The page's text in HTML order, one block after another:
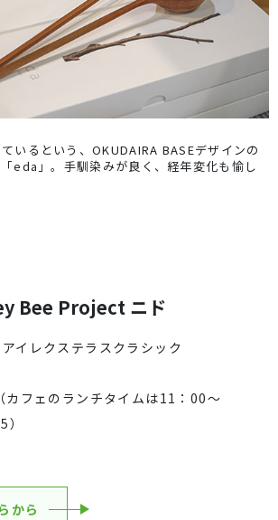
いるという、OKUDAIRA BASEデザインの
eda」。手馴染みが良く、経年変化も愉し
Bee Project ニド
イレクステラスクラシック
フェのランチタイムは11：00〜
から